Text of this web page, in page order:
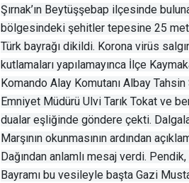
Şırnak’ın Beytüşşebap ilçesinde
bölgesindeki şehitler tepesine 25
Türk bayrağı dikildi. Korona virüs
kutlamaları yapılamayınca İlçe
Komando Alay Komutanı Albay
Emniyet Müdürü Ulvi Tarık Tokat ve
dualar eşliğinde göndere çekti.
Marşının okunmasının ardından
Dağından anlamlı mesaj verdi.
Bayramı bu vesileyle başta Gazi